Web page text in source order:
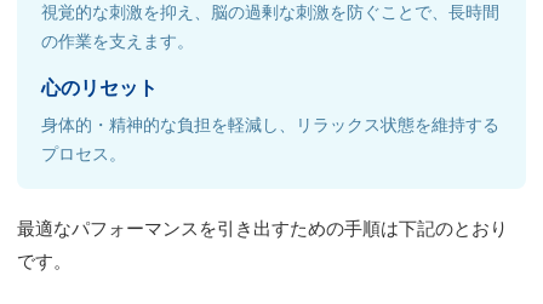
視覚的な刺激を抑え、脳の過剰な刺激を防ぐことで、長時間
の作業を支えます。
心のリセット
身体的・精神的な負担を軽減し、リラックス状態を維持する
プロセス。
最適なパフォーマンスを引き出すための手順は下記のとおり
です。